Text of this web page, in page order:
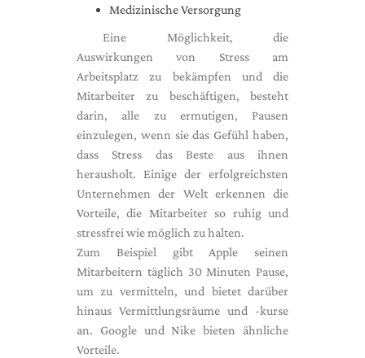
Medizinische Versorgung
Eine Möglichkeit, die
Auswirkungen von Stress am
Arbeitsplatz zu bekämpfen und die
Mitarbeiter zu beschäftigen, besteht
darin, alle zu ermutigen, Pausen
einzulegen, wenn sie das Gefühl haben,
dass Stress das Beste aus ihnen
herausholt. Einige der erfolgreichsten
Unternehmen der Welt erkennen die
Vorteile, die Mitarbeiter so ruhig und
stressfrei wie möglich zu halten.
Zum Beispiel gibt Apple seinen
Mitarbeitern täglich 30 Minuten Pause,
um zu vermitteln, und bietet darüber
hinaus Vermittlungsräume und -kurse
an. Google und Nike bieten ähnliche
Vorteile.